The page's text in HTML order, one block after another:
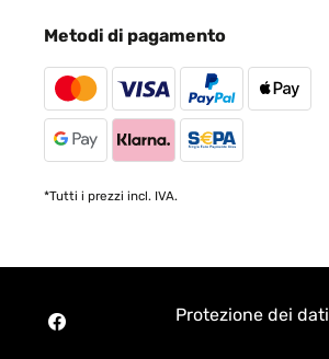
Metodi di pagamento
*Tutti i prezzi incl. IVA.
Protezione dei dati